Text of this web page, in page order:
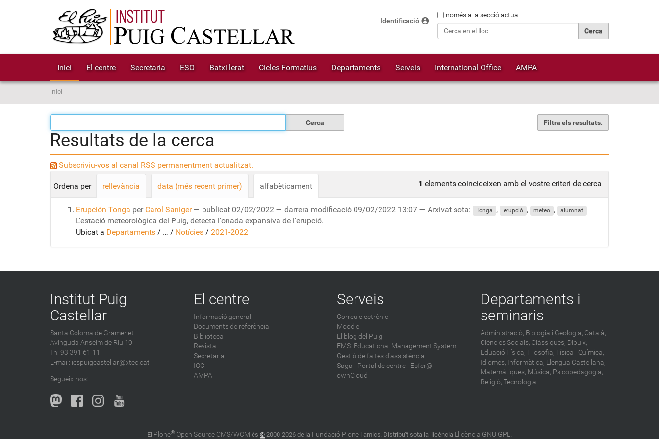
Cercanomés a la secció actual
Identificació account_circle
Inici El centre Secretaria ESO Batxillerat Cicles Formatius Departaments Serveis International Office AMPA
S
o
u
Inici
Filtra els resultats.
Resultats de la cerca
Subscriviu-vos al canal RSS permanentment actualitzat.
1 elements coincideixen amb el vostre criteri de cerca
Ordena per rellevància data (més recent primer) alfabèticament
Erupción Tonga per Carol Saniger — publicat 02/02/2022 — darrera modificació 09/02/2022 13:07 — Arxivat sota: Tonga , erupció , meteo , alumnat
L'estació meteorològica del Puig, detecta l'onada expansiva de l'erupció.
Ubicat a Departaments / … / Notícies / 2021-2022
Institut Puig
Castellar
Santa Coloma de Gramenet
Avinguda Anselm de Riu 10
Tn: 93 391 61 11
E-mail: iespuigcastellar@xtec.cat
Segueix-nos:
El centre
Informació general
Documents de referència
Biblioteca
Revista
Secretaria
IOC
AMPA
Serveis
Correu electrònic
Moodle
El blog del Puig
EMS: Educational Management System
Gestió de faltes d'assistència
Saga - Portal de centre - Esfer@
ownCloud
Departaments i
seminaris
Administració, Biologia i Geologia, Català,
Ciències Socials, Clàssiques, Dibuix,
Eduació Física, Filosofia, Física i Química,
Idiomes, Informàtica, Llengua Castellana,
Matemàtiques, Música, Psicopedagogia,
Religió, Tecnologia
El Plone® Open Source CMS/WCM és © 2000-2026 de la Fundació Plone i amics. Distribuït sota la llicència Llicència GNU GPL.